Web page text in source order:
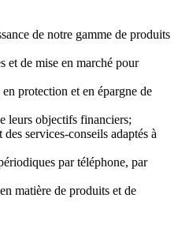
de notre gamme de produits
et de mise en marché pour
protection et en épargne de
leurs objectifs financiers;
services-conseils adaptés à
par téléphone, par
matière de produits et de